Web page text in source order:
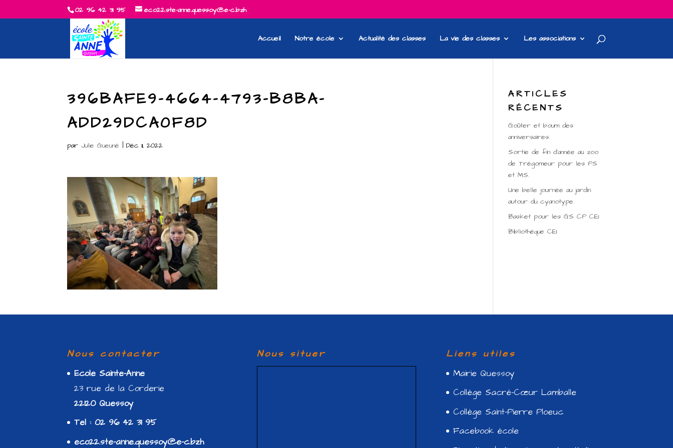
02 96 42 31 95 eco22.ste-anne.quessoy@e-c.bzh
Accueil Notre école Actualité des classes La vie des classes Les associations
396BAFE9-4664-4793-B8BA-
ADD29DCA0F8D
parJulie Gueuné |Déc 11, 2022
ARTICLES
RÉCENTS
Goûter et boum des
anniversaires.
Sortie de fin d’année au zoo
de Trégomeur pour les PS
et MS.
Une belle journée au jardin
autour du cyanotype.
Basket pour les GS CP CE1
Bibliothèque CE1
Nous contacter
Ecole Sainte-Anne
23 rue de la Corderie
22120 Quessoy
Tel : 02 96 42 31 95
eco22.ste-anne.quessoy@e-c.bzh
Nous situer Liens utiles
Mairie Quessoy
Collège Sacré-Cœur Lamballe
Collège Saint-Pierre Ploeuc
Facebook école